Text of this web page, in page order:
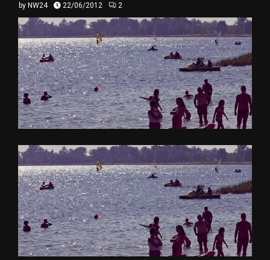
by NW24 22/06/2012 2